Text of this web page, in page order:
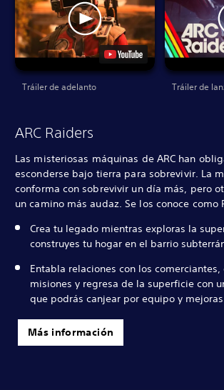
Tráiler de adelanto Tráiler de
ARC Raiders
Las misteriosas máquinas de ARC han
esconderse bajo tierra para sobrevivir. La
conforma con sobrevivir un día más, pero
un camino más audaz. Se los conoce como
Crea tu legado mientras exploras la
construyes tu hogar en el barrio
Entabla relaciones con los
misiones y regresa de la superficie con
que podrás canjear por equipo y
Más información